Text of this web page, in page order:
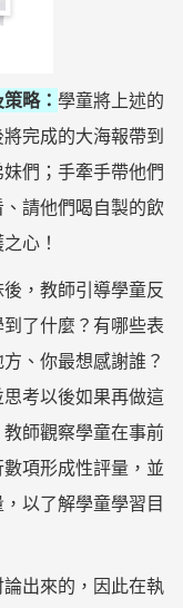
略： 學童將上述的
完成的大海報帶到
們；手牽手帶他們
請他們喝自製的飲
心！
，教師引導學童反
了什麼？有哪些表
、你最想感謝誰？
考以後如果再做這
師觀察學童在事前
項形成性評量，並
以了解學童學習目
出來的，因此在執